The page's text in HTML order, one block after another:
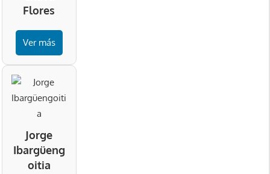
Flores
Ver más
Jorge
Ibargüeng
oitia